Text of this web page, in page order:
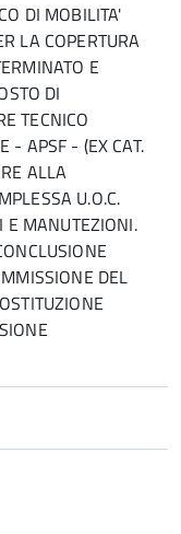
DI MOBILITA'
LA COPERTURA
E
DI
TECNICO
- APSF - (EX CAT.
ALLA
U.O.C.
E MANUTEZIONI.
DEL